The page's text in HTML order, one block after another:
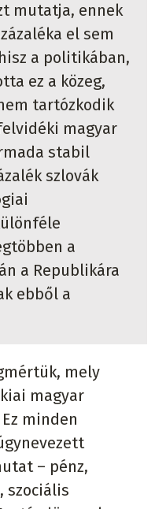
mutatja, ennek
el sem
a politikában,
ez a közeg,
tartózkodik
magyar
stabil
szlovák
a
a Republikára
ebből a
mely
magyar
minden
– pénz,
szociális